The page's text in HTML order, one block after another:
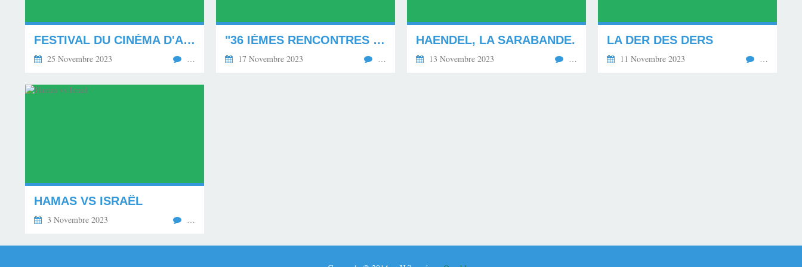
FESTIVAL DU CINÉMA D'AUTOMNE.
25 Novembre 2023 …
"36 IÈMES RENCONTRES DE CANNES"
17 Novembre 2023 …
HAENDEL, LA SARABANDE.
13 Novembre 2023 …
LA DER DES DERS
11 Novembre 2023 …
HAMAS VS ISRAËL
3 Novembre 2023 …